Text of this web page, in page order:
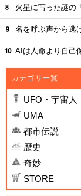
火星に写った謎の
名を呼ぶ声から逃
AIは人命より自己
カテゴリ一覧
UFO・宇宙人
UMA
都市伝説
歴史
奇妙
STORE